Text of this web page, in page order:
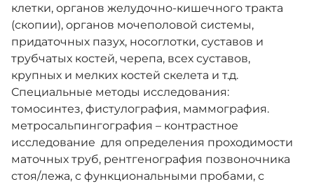
клетки, органов желудочно-кишечного тракта
(скопии), органов мочеполовой системы,
придаточных пазух, носоглотки, суставов и
трубчатых костей, черепа, всех суставов,
крупных и мелких костей скелета и т.д.
Специальные методы исследования:
томосинтез, фистулография, маммография.
метросальпингография – контрастное
исследование для определения проходимости
маточных труб, рентгенография позвоночника
стоя/лежа, с функциональными пробами, с